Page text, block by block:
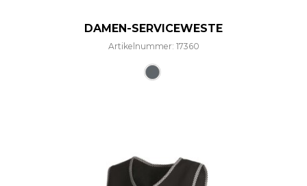
DAMEN-SERVICEWESTE
Artikelnummer: 17360